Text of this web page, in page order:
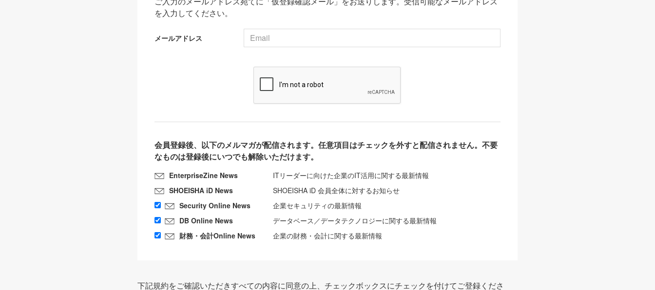
を入力してください。
メールアドレス
会員登録後、以下のメルマガが配信されます。任意項目はチェックを外すと配信されません。不要
なものは登録後にいつでも解除いただけます。
EnterpriseZine News
ITリーダーに向けた企業のIT活用に関する最新情報
SHOEISHA iD News
SHOEISHA iD 会員全体に対するお知らせ
Security Online News
企業セキュリティの最新情報
DB Online News
データベース／データテクノロジーに関する最新情報
財務・会計Online News
企業の財務・会計に関する最新情報
下記規約をご確認いただきすべての内容に同意の上、チェックボックスにチェックを付けてご登録くださ